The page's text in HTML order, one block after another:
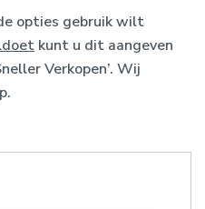
opties gebruik wilt
kunt u dit aangeven
Verkopen’. Wij